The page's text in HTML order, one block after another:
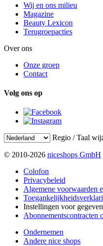
Wij en ons milieu
Magazine
Beauty Lexicon
Terugroepacties
Over ons
Onze groep
Contact
Volg ons op
Regio / Taal
© 2010-2026 niceshops GmbH
Colofon
Privacybeleid
Algemene voorwaarden
Instellingen voor
Abonnementscontracten
Ondernemen
Andere nice shops